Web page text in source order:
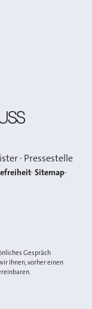
· Pressestelle
Sitemap
Gespräch
Ihnen, vorher einen